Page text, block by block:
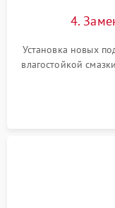
4.
Установка новых
влагостойкой
или